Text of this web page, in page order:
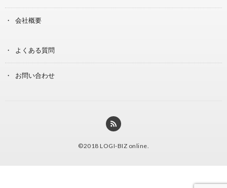
会社概要
よくある質問
お問い合わせ
©2018 LOGI-BIZ online.